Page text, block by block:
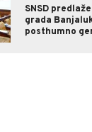
SNSD
grada
posthumno